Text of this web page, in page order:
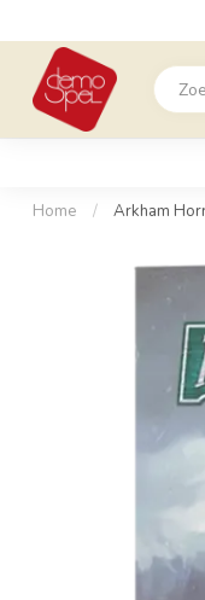
Home / Arkham